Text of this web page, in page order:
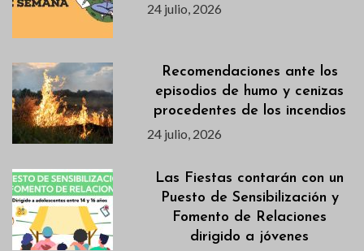
24 julio, 2026
Recomendaciones ante los
episodios de humo y cenizas
procedentes de los incendios
24 julio, 2026
Las Fiestas contarán con un
Puesto de Sensibilización y
Fomento de Relaciones
dirigido a jóvenes